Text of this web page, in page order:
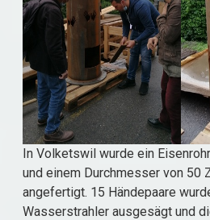
In Volketswil wurde ein
und einem Durchmesser von 50
angefertigt. 15 Händepaare
Wasserstrahler ausgesägt und